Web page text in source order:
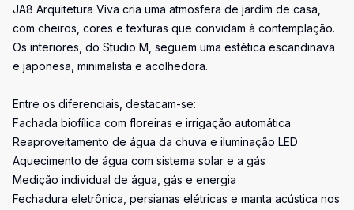
JA8 Arquitetura Viva cria uma atmosfera de jardim de casa,
com cheiros, cores e texturas que convidam à contemplação.
Os interiores, do Studio M, seguem uma estética escandinava
e japonesa, minimalista e acolhedora.
Entre os diferenciais, destacam-se:
Fachada biofílica com floreiras e irrigação automática
Reaproveitamento de água da chuva e iluminação LED
Aquecimento de água com sistema solar e a gás
Medição individual de água, gás e energia
Fechadura eletrônica, persianas elétricas e manta acústica nos